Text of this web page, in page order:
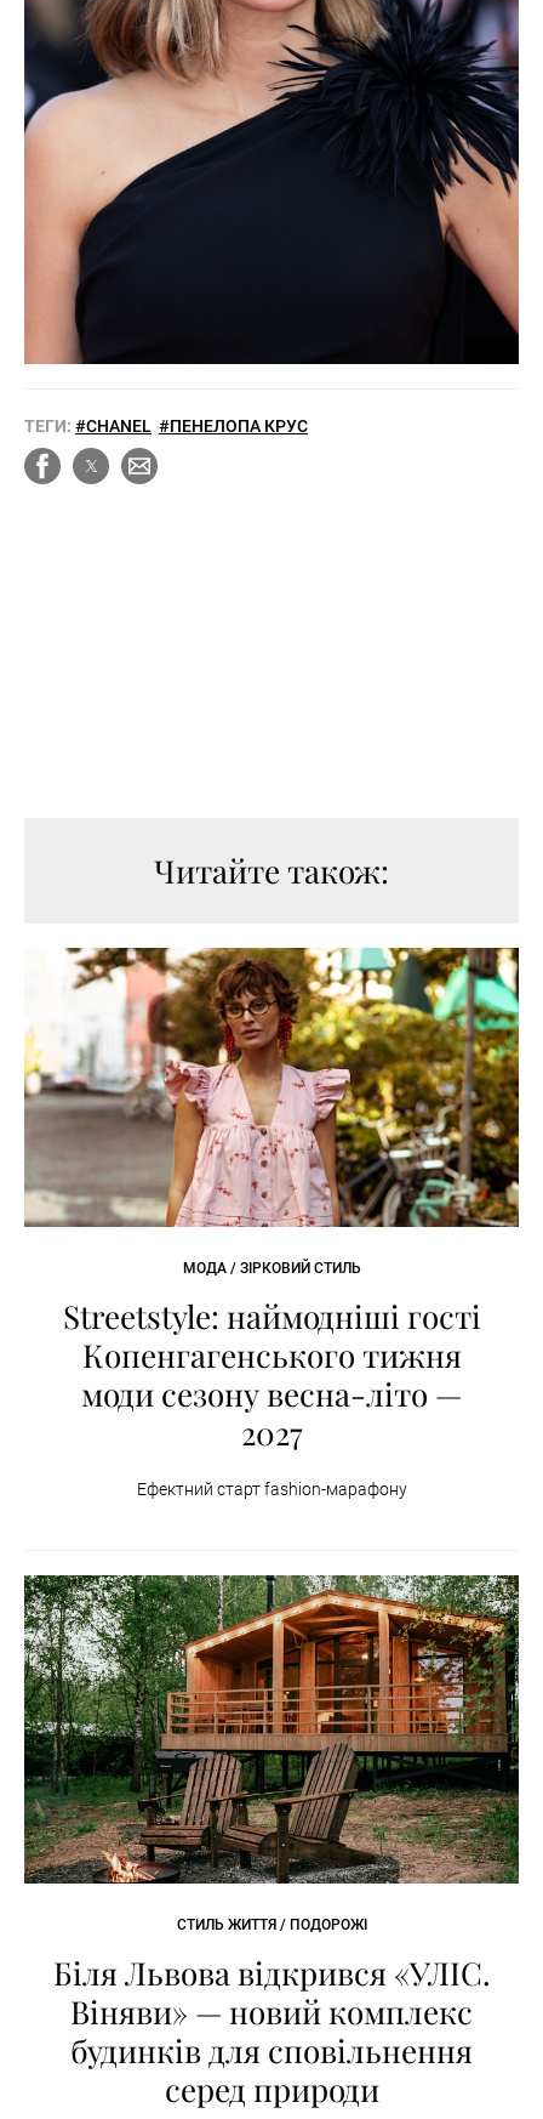
ТЕГИ: #CHANEL #ПЕНЕЛОПА КРУС
Читайте також:
МОДА / ЗІРКОВИЙ СТИЛЬ
Streetstyle: наймодніші гості
Копенгагенського тижня
моди сезону весна-літо —
2027
Ефектний старт fashion-марафону
СТИЛЬ ЖИТТЯ / ПОДОРОЖІ
Біля Львова відкрився «УЛІС.
Віняви» — новий комплекс
будинків для сповільнення
серед природи